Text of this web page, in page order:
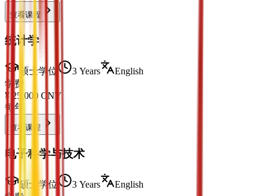
查看课程
统计学
硕士学位 3 Years
English
学费
¥ 25,000 CNY
每年
查看课程
电子科学与技术
硕士学位 3 Years
English